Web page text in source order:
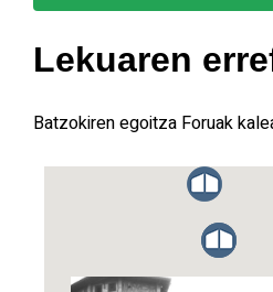
Lekuaren
Batzokiren egoitza Foruak